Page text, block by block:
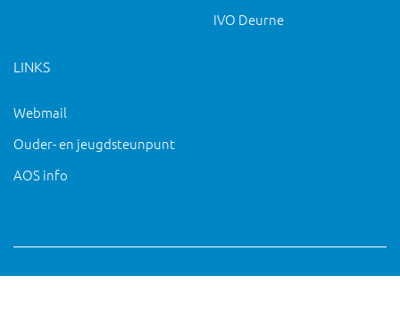
IVO Deurne
LINKS
Webmail
Ouder- en jeugdsteunpunt
AOS info